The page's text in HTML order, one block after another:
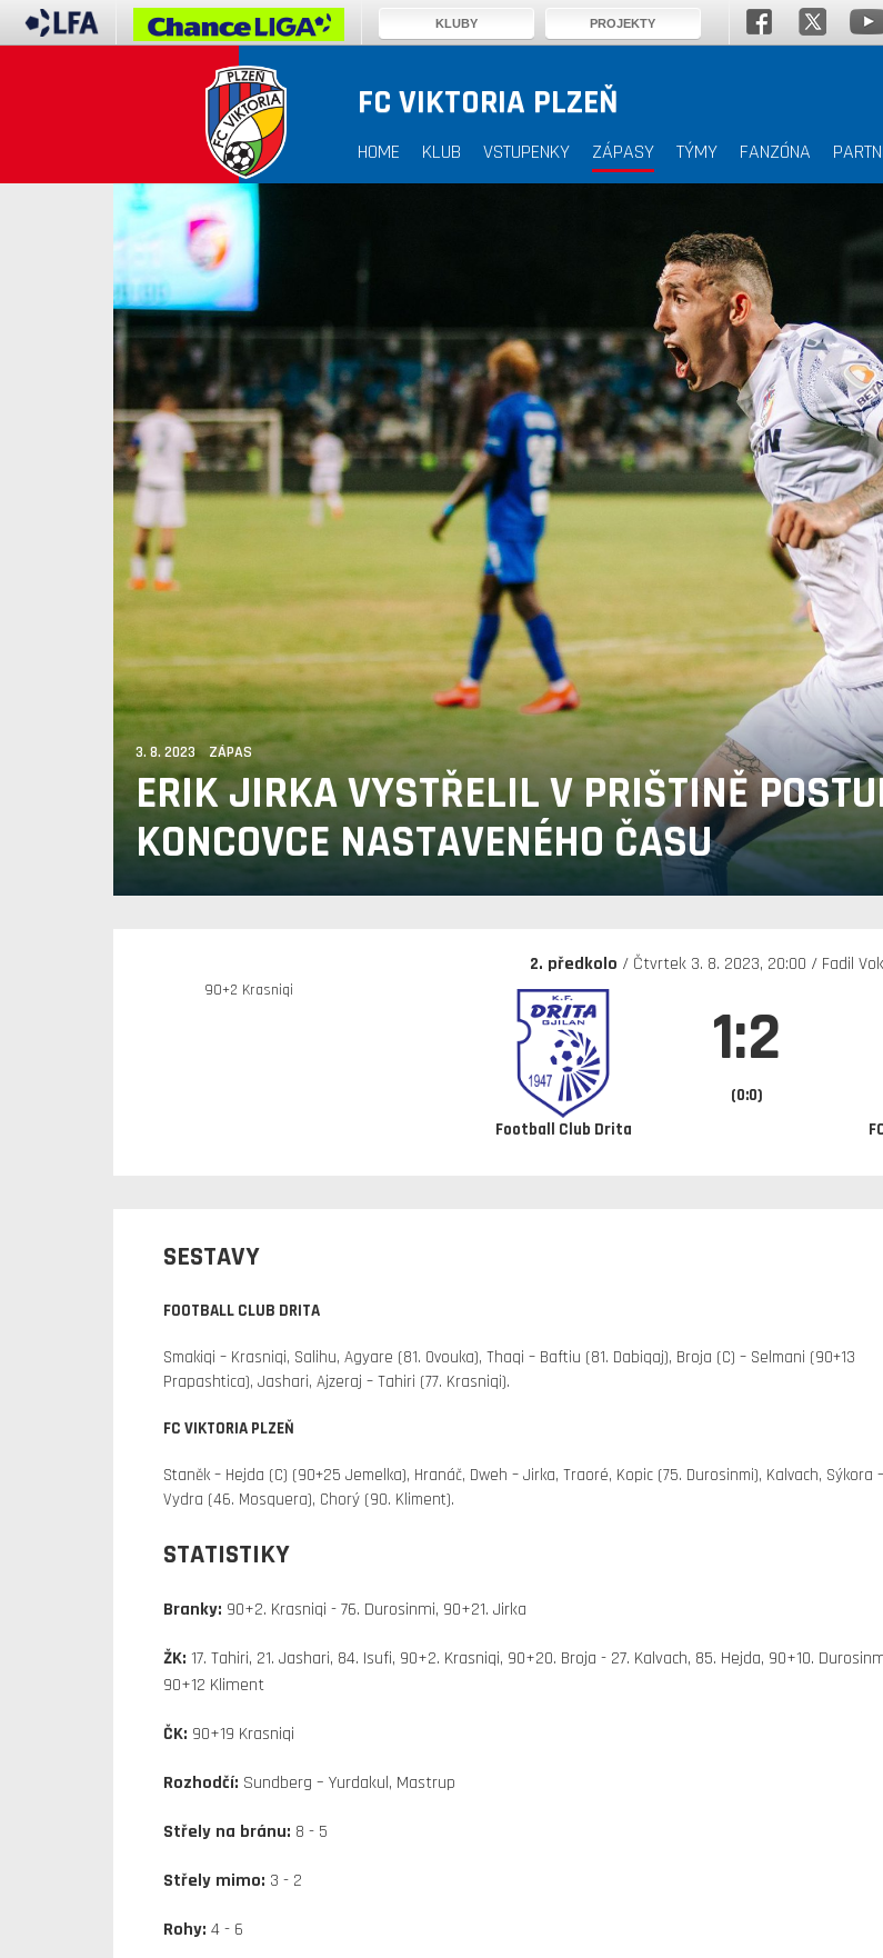
FC VIKTORIA PLZEŇ
HOME KLUB VSTUPENKY ZÁPASY TÝMY FANZÓNA
3. 8. 2023 ZÁPAS
ERIK JIRKA VYSTŘELIL V PRIŠTINĚ
KONCOVCE NASTAVENÉHO ČASU
90+2 Krasniqi
2. předkolo / Čtvrtek 3. 8. 2023, 20:00 / Fadil
Football Club Drita
1:2
(0:0)
SESTAVY
FOOTBALL CLUB DRITA
Smakiqi – Krasniqi, Salihu, Agyare (81. Ovouka), Thaqi – Baftiu (81. Dabiqaj), Broja (C) – Selmani (90+13
Prapashtica), Jashari, Ajzeraj – Tahiri (77. Krasniqi).
FC VIKTORIA PLZEŇ
Staněk – Hejda (C) (90+25 Jemelka), Hranáč, Dweh – Jirka, Traoré, Kopic (75. Durosinmi), Kalvach, Sýkora –
Vydra (46. Mosquera), Chorý (90. Kliment).
STATISTIKY
Branky: 90+2. Krasniqi - 76. Durosinmi, 90+21. Jirka
ŽK: 17. Tahiri, 21. Jashari, 84. Isufi, 90+2. Krasniqi, 90+20. Broja - 27. Kalvach, 85. Hejda, 90+10.
90+12 Kliment
ČK: 90+19 Krasniqi
Rozhodčí: Sundberg – Yurdakul, Mastrup
Střely na bránu: 8 - 5
Střely mimo: 3 - 2
Rohy: 4 - 6
KLUBY PROJEKTY